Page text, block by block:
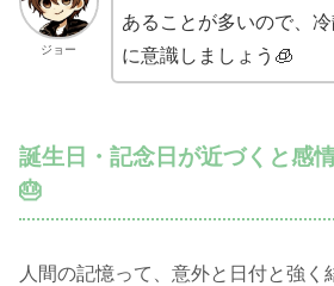
ジョー
あることが多いので、
に意識しましょう🧊
誕生日・記念日が近づくと感
🎂
人間の記憶って、意外と日付と強く